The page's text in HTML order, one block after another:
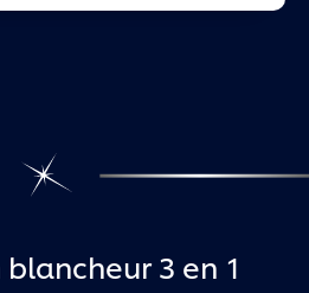
3 en 1